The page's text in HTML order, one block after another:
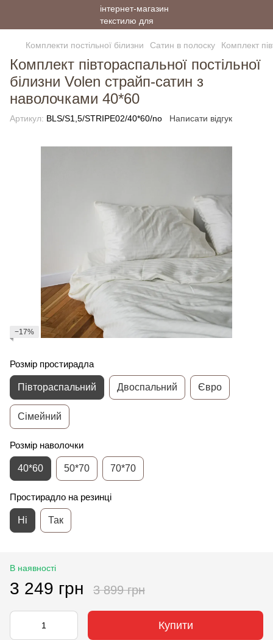
Комплекти постільної білизни Сатин в полоску Комплект
Комплект півтораспальної постільної
білизни Volen страйп-сатин з
наволочками 40*60
Артикул: BLS/S1,5/STRIPE02/40*60/no Написати відгук
−17%
Розмір простирадла
Півтораспальний Двоспальний Євро
Сімейний
Розмір наволочки
40*60 50*70 70*70
Простирадло на резинці
Ні Так
В наявності
3 249 грн 3 899 грн
Купити